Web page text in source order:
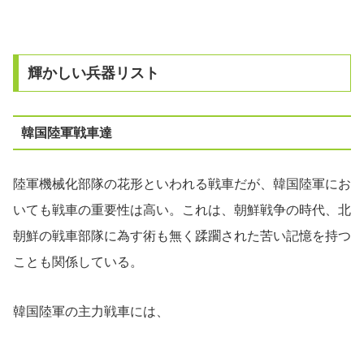
輝かしい兵器リスト
韓国陸軍戦車達
陸軍機械化部隊の花形といわれる戦車だが、韓国陸軍にお
いても戦車の重要性は高い。これは、朝鮮戦争の時代、北
朝鮮の戦車部隊に為す術も無く蹂躙された苦い記憶を持つ
ことも関係している。
韓国陸軍の主力戦車には、